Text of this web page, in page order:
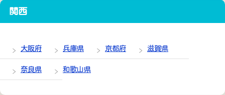
関西
大阪府 兵庫県 京都府 滋賀県
奈良県 和歌山県